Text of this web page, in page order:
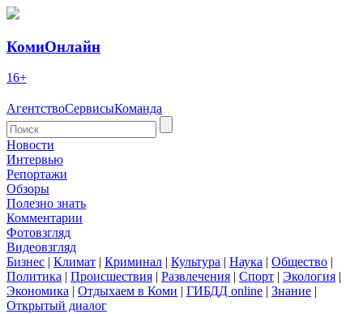
КомиОнлайн
16+
АгентствоСервисыКоманда
Новости
Интервью
Репортажи
Обзоры
Полезно знать
Комментарии
Фотовзгляд
Видеовзгляд
Бизнес | Климат | Криминал | Культура | Наука | Общество |
Политика | Происшествия | Развлечения | Спорт | Экология |
Экономика | Отдыхаем в Коми | ГИБДД online | Знание |
Открытый диалог